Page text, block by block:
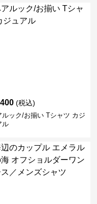
(税込)
ルック/お揃い Tシャツ カジ
ル